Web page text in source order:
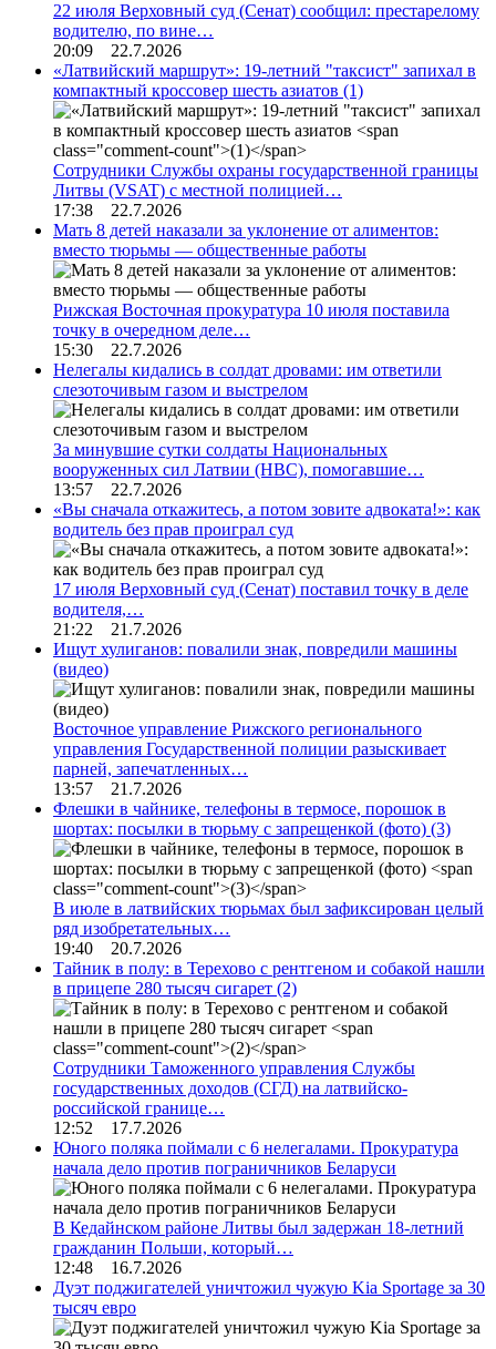
22 июля Верховный суд (Сенат) сообщил: престарелому
водителю, по вине…
20:09 22.7.2026
«Латвийский маршрут»: 19-летний "таксист" запихал в
компактный кроссовер шесть азиатов (1)
Сотрудники Службы охраны государственной границы
Литвы (VSAT) с местной полицией…
17:38 22.7.2026
Мать 8 детей наказали за уклонение от алиментов:
вместо тюрьмы — общественные работы
Рижская Восточная прокуратура 10 июля поставила
точку в очередном деле…
15:30 22.7.2026
Нелегалы кидались в солдат дровами: им ответили
слезоточивым газом и выстрелом
За минувшие сутки солдаты Национальных
вооруженных сил Латвии (НВС), помогавшие…
13:57 22.7.2026
«Вы сначала откажитесь, а потом зовите адвоката!»: как
водитель без прав проиграл суд
17 июля Верховный суд (Сенат) поставил точку в деле
водителя,…
21:22 21.7.2026
Ищут хулиганов: повалили знак, повредили машины
(видео)
Восточное управление Рижского регионального
управления Государственной полиции разыскивает
парней, запечатленных…
13:57 21.7.2026
Флешки в чайнике, телефоны в термосе, порошок в
шортах: посылки в тюрьму с запрещенкой (фото) (3)
В июле в латвийских тюрьмах был зафиксирован целый
ряд изобретательных…
19:40 20.7.2026
Тайник в полу: в Терехово с рентгеном и собакой нашли
в прицепе 280 тысяч сигарет (2)
Сотрудники Таможенного управления Службы
государственных доходов (СГД) на латвийско-
российской границе…
12:52 17.7.2026
Юного поляка поймали с 6 нелегалами. Прокуратура
начала дело против пограничников Беларуси
В Кедайнском районе Литвы был задержан 18-летний
гражданин Польши, который…
12:48 16.7.2026
Дуэт поджигателей уничтожил чужую Kia Sportage за 30
тысяч евро